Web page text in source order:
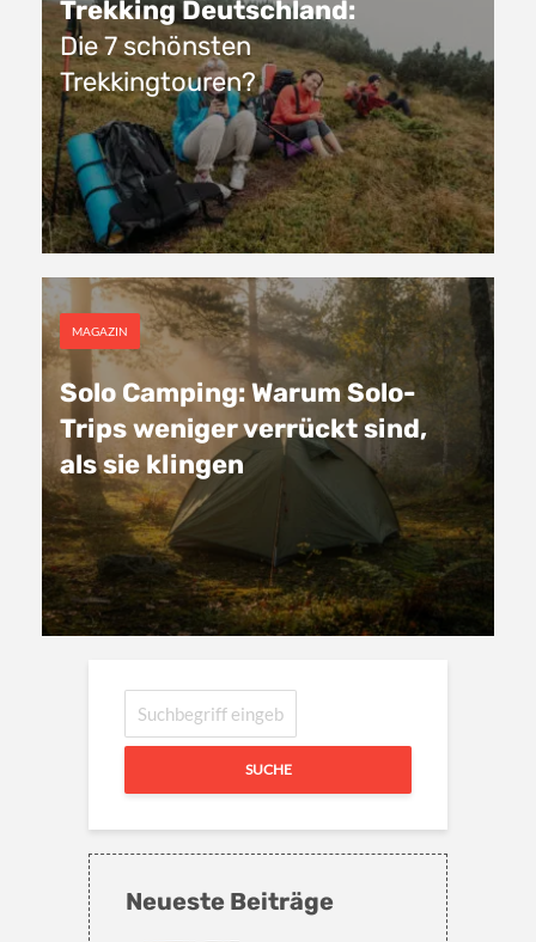
Trekking Deutschland:
Die 7 schönsten
Trekkingtouren?
MAGAZIN
Solo Camping: Warum Solo-
Trips weniger verrückt sind,
als sie klingen
SUCHE
Neueste Beiträge